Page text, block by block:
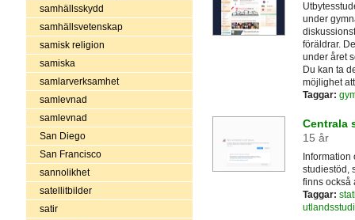
samhällsskydd
samhällsvetenskap
samisk religion
samiska
samlarverksamhet
samlevnad
samlevnad
San Diego
San Francisco
sannolikhet
satellitbilder
satir
under
föräldrar.
under året
Du kan ta
möjlighet
Taggar:
Centrala
15 år
studiestöd,
finns också
Taggar: